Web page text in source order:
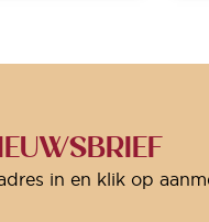
in en klik op